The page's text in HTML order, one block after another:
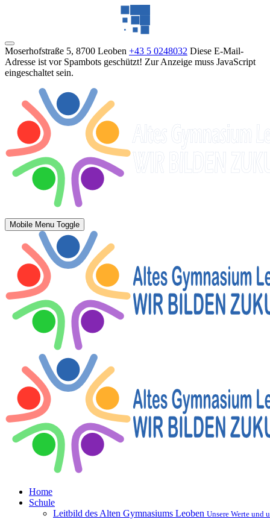
Moserhofstraße 5, 8700 Leoben +43 5 0248032 Diese E-Mail-
Adresse ist vor Spambots geschützt! Zur Anzeige muss JavaScript
eingeschaltet sein.
Mobile Menu Toggle
Home
Schule
Leitbild des Alten Gymnasiums Leoben Unsere Werte und